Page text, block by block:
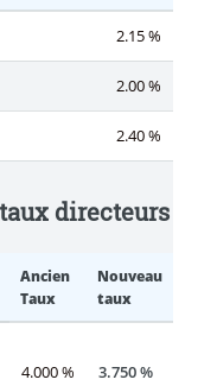
2.15 %
2.00 %
2.40 %
directeurs
Ancien
Taux
Nouveau
taux
4.000 % 3.750 %